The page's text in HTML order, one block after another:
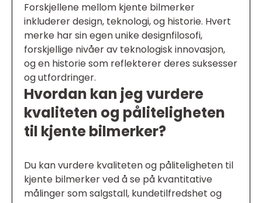
Forskjellene mellom kjente bilmerker
inkluderer design, teknologi, og historie. Hvert
merke har sin egen unike designfilosofi,
forskjellige nivåer av teknologisk innovasjon,
og en historie som reflekterer deres suksesser
og utfordringer.
Hvordan kan jeg vurdere
kvaliteten og påliteligheten
til kjente bilmerker?
Du kan vurdere kvaliteten og påliteligheten til
kjente bilmerker ved å se på kvantitative
målinger som salgstall, kundetilfredshet og